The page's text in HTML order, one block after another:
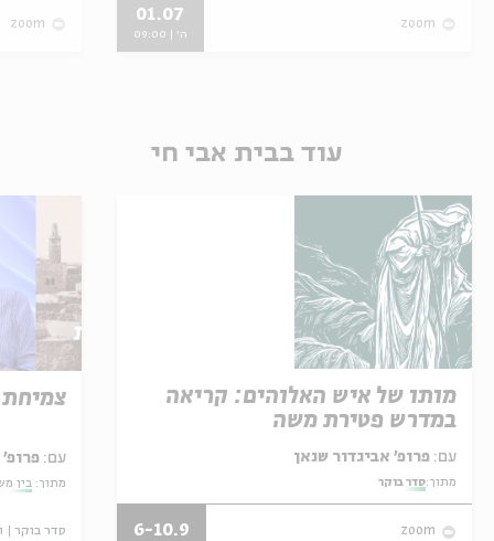
zoom
01.07
ה' | 09:00
zoom
עוד בבית אבי חי
מותו של איש האלוהים: קריאה
במדרש פטירת משה
עם:
מתוך:סדר בוקר
zoom
6-10.9
צמיחת
עם:
מתוך: בין
סדר בוקר